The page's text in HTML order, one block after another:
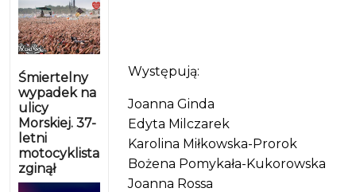
Śmiertelny
wypadek na
ulicy
Morskiej. 37-
letni
motocyklista
zginął
Występują:
Joanna Ginda
Edyta Milczarek
Karolina Miłkowska-Prorok
Bożena Pomykała-Kukorowska
Joanna Rossa